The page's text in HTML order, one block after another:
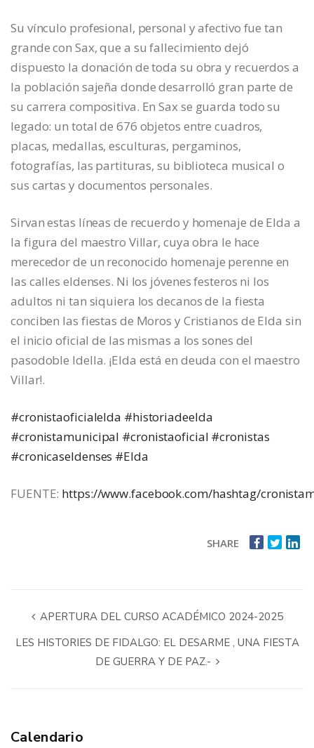
Su vínculo profesional, personal y afectivo fue tan
grande con Sax, que a su fallecimiento dejó
dispuesto la donación de toda su obra y recuerdos a
la población sajeña donde desarrolló gran parte de
su carrera compositiva. En Sax se guarda todo su
legado: un total de 676 objetos entre cuadros,
placas, medallas, esculturas, pergaminos,
fotografías, las partituras, su biblioteca musical o
sus cartas y documentos personales.
Sirvan estas líneas de recuerdo y homenaje de Elda a
la figura del maestro Villar, cuya obra le hace
merecedor de un reconocido homenaje perenne en
las calles eldenses. Ni los jóvenes festeros ni los
adultos ni tan siquiera los decanos de la fiesta
conciben las fiestas de Moros y Cristianos de Elda sin
el inicio oficial de las mismas a los sones del
pasodoble Idella. ¡Elda está en deuda con el maestro
Villar!.
#cronistaoficialelda #historiadeelda
#cronistamunicipal #cronistaoficial #cronistas
#cronicaseldenses #Elda
FUENTE: https://www.facebook.com/hashtag/
SHARE
APERTURA DEL CURSO ACADÉMICO 2024-2025
LES HISTORIES DE FIDALGO: EL DESARME , UNA FIESTA
DE GUERRA Y DE PAZ.-
Calendario